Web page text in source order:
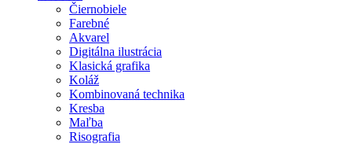
Čiernobiele
Farebné
Akvarel
Digitálna ilustrácia
Klasická grafika
Koláž
Kombinovaná technika
Kresba
Maľba
Risografia